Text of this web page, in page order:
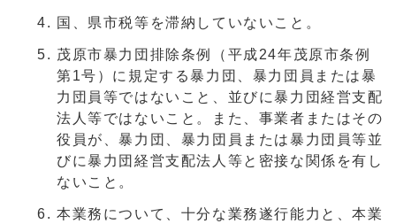
国、県市税等を滞納していないこと。
茂原市暴力団排除条例（平成24年茂原市条例
第1号）に規定する暴力団、暴力団員または暴
力団員等ではないこと、並びに暴力団経営支配
法人等ではないこと。また、事業者またはその
役員が、暴力団、暴力団員または暴力団員等並
びに暴力団経営支配法人等と密接な関係を有し
ないこと。
本業務について、十分な業務遂行能力と、本業